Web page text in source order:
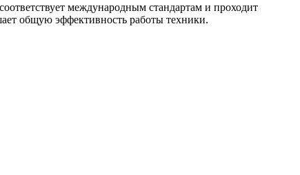
международным стандартам и проходит
общую эффективность работы техники.